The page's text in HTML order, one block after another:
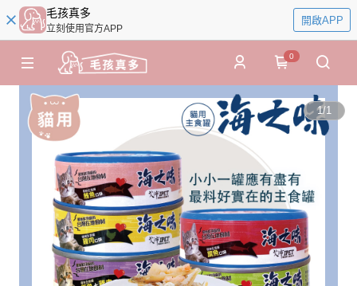
毛孩真多
立刻使用官方APP
開啟APP
0
1/1